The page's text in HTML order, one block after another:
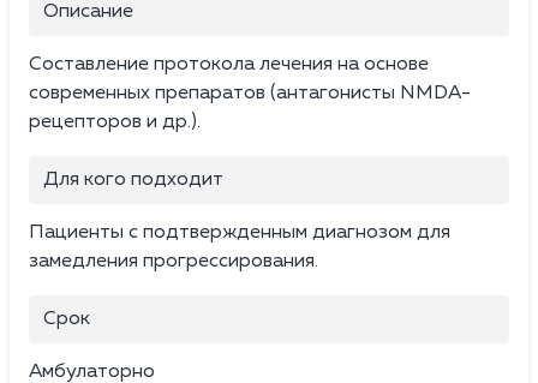
Описание
Составление протокола лечения на основе
современных препаратов (антагонисты NMDA-
рецепторов и др.).
Для кого подходит
Пациенты с подтвержденным диагнозом для
замедления прогрессирования.
Срок
Амбулаторно